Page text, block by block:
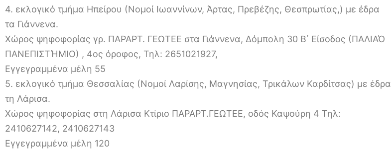
4. εκλογικό τμήμα Ηπείρου (Νομοί Ιωαννίνων, Άρτας, Πρεβέζης, Θεσπρωτίας,) με έδρα
τα Γιάννενα.
Χώρος ψηφοφορίας γρ. ΠΑΡΑΡΤ. ΓΕΩΤΕΕ στα Γιάννενα, Δόμπολη 30 Β΄ Είσοδος (ΠΑΛΙΑΌ
ΠΑΝΕΠΙΣΤΉΜΙΟ) , 4ος όροφος, Τηλ: 2651021927,
Εγγεγραμμένα μέλη 55
5. εκλογικό τμήμα Θεσσαλίας (Νομοί Λαρίσης, Μαγνησίας, Τρικάλων Καρδίτσας) με έδρα
τη Λάρισα.
Χώρος ψηφοφορίας στη Λάρισα Κτίριο ΠΑΡΑΡΤ.ΓΕΩΤΕΕ, οδός Καψούρη 4 Τηλ:
2410627142, 2410627143
Εγγεγραμμένα μέλη 120